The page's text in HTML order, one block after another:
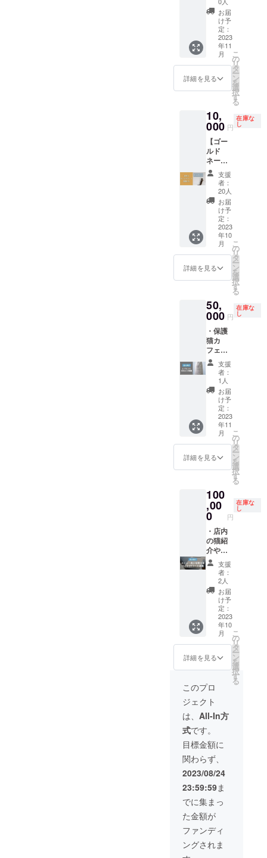
シー等
を侵害
するお
それの
あるも
の ・法
令、規
則等に
反する
もの ・
掲載す
る広告
として
適当で
ないと
当店が
認める
もの
その他
掲載す
る広告
として
適当で
ないと
当店が
認める
もの
・公序
良俗に
反する
おそれ
のある
もの ・
政治性
または
宗教性
のある
社会問
題につ
いての
主義ま
たは主
張 ・誇
大また
は虚偽
のおそ
れのあ
るもの
・第三
者をひ
ぼう、
中傷ま
たは排
斥する
び風俗
営業に
類似し
た業種
に関す
るもの
・第三
者の著
作権、
財産
権、プ
ライバ
シー等
を侵害
するお
それの
あるも
反する
もの ・
その他
掲載す
る広告
として
適当で
ないと
当店が
認める
もの
ます
が、分
散して
利用す
ること
は出来
ません
のでご
了承く
ださい
(例：8
名様で
も2時間
は貸切
りにな
るた
め、10
名分チ
ケット
を消費
した形
になり
ます)。
※定休日
や年末
年始、
イベン
てくる
場合も
ある
為、ご
利用の
際はHP
等で通
常営業
日をご
確認の
上、事
前にご
予約し
た上で
ご利用
くださ
いま
効期限
は、
オープ
ン日(9
月中旬
予定)～
2024年
10月31
日迄。
※万が一
閉店し
た場合
でも、
返金は
出来か
ねます
のでご
理解く
掲示期
間は最
大2年間
となり
ます。
※デザイ
ン等は
プロ
ジェク
ト終了
メール
にて
データ
のやり
取り等
を含
め、ご
相談さ
せてい
ただき
ます。
※掲載
NGの注
意点※
・公序
良俗に
反する
政治性
または
宗教性
のある
もの ・
社会問
題につ
いての
主義ま
たは主
張 ・誇
大また
は虚偽
のおそ
れのあ
るもの
・第三
たは排
斥する
もの ・
風俗営
業およ
び風俗
営業に
類似し
た業種
に関す
るもの
・第三
者の著
作権、
財産
権、プ
ライバ
シー等
それの
の ・法
令、規
則等に
反する
もの ・
その他
掲載す
る広告
適当で
ないと
当店が
認める
もの
り取り
は含
め、プ
ロジェ
クト終
了後に
メール
にてご
相談さ
せて頂
す。 ※
掲載NG
の注意
点※ ・
公序良
俗に反
するお
それの
あるも
の ・政
治性ま
たは宗
教性の
あるも
の ・社
会問題
につい
・誇大
または
虚偽の
おそれ
のある
もの ・
第三者
をひぼ
う、中
傷また
は排斥
するも
の ・風
俗営業
および
風俗営
業に類
もの ・
第三者
の著作
権、財
産権、
プライ
バシー
等を侵
害する
おそれ
のある
もの ・
法令、
規則等
に反す
るもの
・その
他掲載
て適当
と当店
が認め
るもの
メール
を送付
させて
いただ
きま
す。 ・
オープ
ン後
に、保
護猫カ
入場・
利用に
かかる
料金が
最大3時
間まで
ご自身
で楽し
める10
名様分
のチ
ケット
を送付
(1ドリ
ンク付
き)。 ・
保護猫
ケット
(貸切に
対応可
能な最
大人数
は10名
様迄)の
送付(ド
リンク
飲み放
題、事
前予約
制の
為、年
末年始
を除
き、2週
けます
と定休
日でも
ご対応
可能と
なりま
すが、
11時
半〜20
時迄の
営業時
間内と
なりま
す)。
※10名様
分のチ
ケット
と、貸
は別々
利用可
能でご
ざいま
す。 ※
定休日
や年末
年始、
イベン
ど除外
日が出
てくる
場合も
ある
為、ご
利用の
お届
け予
定：
2023
年11
月
詳細を見る
こ
の
リ
タ
ー
ン
を
選
択
す
る
10,
000 円
在庫な
し
【ゴー
ルド
ネーム
プレー
ト設
置！】
・店内
風景や
保護ね
こたち
の写真
付きお
礼メー
ルを送
付させ
ていた
す。 ・
店内に
ご支援
頂きま
した支
援者様
のお名
前を記
した
ネーム
プレー
トを、
店内に
設置さ
せてい
ただき
ます！
欄に掲
載を希
望され
るお名
前をご
記入く
ださ
い。 ※
サイズ
は横幅
18cm×
5cmの
ゴール
ドプ
レート
を想定
してお
りま
置につ
きまし
ては、
工事次
第では
変更す
る可能
性もご
ざいま
すの
で、ご
了承く
ださい
ませ。
※ネーム
プレー
トに記
載する
支援
者：
20人
お届
け予
定：
2023
年10
月
詳細を見る
こ
の
リ
タ
ー
ン
を
選
択
す
る
50,
000 円
在庫な
し
・保護
猫カ
フェで
働いて
いるス
タッフ
が必ず
着用す
るエプ
ロンの
ポケッ
ト部分
に、企
業名や
企業の
サービ
ロゴを
掲載致
しま
す！ ※
エプロ
ンはイ
メージ
であ
り、種
類やサ
イズは
変更さ
れる場
合がご
ざいま
す。 ※
エプロ
ンに挿
入する
画像等
のやり
取り、
ご相談
はメー
ルにて
行いま
す。 ※
エプロ
ンに掲
載する
ロゴ
は、掲
載から
最大1年
間とな
りま
す。 ※
オープ
支援
者：
1人
お届
け予
定：
2023
年11
月
詳細を見る
こ
の
リ
タ
ー
ン
を
選
択
す
る
100
,00
0 円
在庫な
し
・店内
の猫紹
介やメ
ニュー
表内
に、協
賛頂い
た企業
様のロ
ゴと企
業様の
公式HP
へのQR
コード
を掲載
致しま
す。 ※
メ
ニュー
表の下
に配置
予定で
す。 ※
ロゴサ
イズや
デザイ
ンな
ど、プ
ロジェ
クト終
了後に
メール
にてご
相談さ
支援
者：
2人
お届
け予
定：
2023
年10
月
詳細を見る
こ
の
リ
タ
ー
ン
を
選
択
す
る
このプロ
ジェクト
は、 All-In方
式です。
目標金額に
関わらず、
2023/08/24
23:59:59ま
でに集まっ
た金額が
ファンディ
ングされま